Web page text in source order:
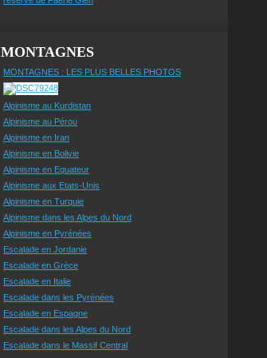
MONTAGNES
MONTAGNES : LES PLUS BELLES PHOTOS
Alpinisme au Kurdistan
Alpinisme au Pérou
Alpinisme en Iran
Alpinisme en Bolivie
Alpinisme en Equateur
Alpinisme aux Etats-Unis
Alpinisme en Turquie
Alpinisme dans les Alpes du Nord
Alpinisme en Pyrénées
Escalade en Jordanie
Escalade en Grèce
Escalade en Italie
Escalade dans les Pyrénées
Escalade en Espagne
Escalade dans les Alpes du Nord
Escalade dans le Massif Central